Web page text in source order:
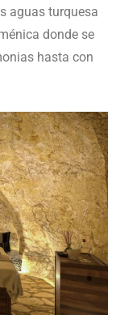
aguas turquesa
donde se
hasta con